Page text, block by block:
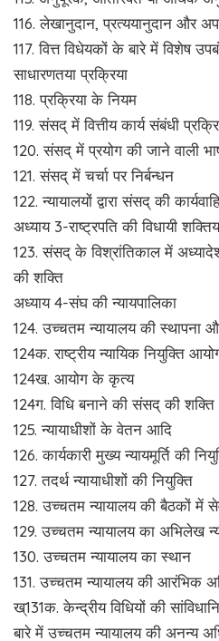
116. लेखानुदान, प्रत्ययानुदान और
117. वित्त विधेयकों के बारे में विशेष
साधारणतया प्रक्रिया
118. प्रक्रिया के नियम
119. संसद् में वित्तीय कार्य संबंधी
120. संसद् में प्रयोग की जाने वाली
121. संसद् में चर्चा पर निर्बन्धन
122. न्यायालयों द्वारा संसद् की
अध्याय 3-राष्ट्रपति की विधायी
123. संसद् के विश्रांतिकाल में
की शक्ति
अध्याय 4-संघ की न्यायपालिका
124. उच्चतम न्यायालय की स्थापना
124क. राष्ट्रीय न्यायिक नियुक्ति
124ख. आयोग के कृत्य
124ग. विधि बनाने की संसद् की शक्ति
125. न्यायाधीशों के वेतन आदि
126. कार्यकारी मुख्य न्यायमूर्ति की
127. तदर्थ न्यायाधीशों की नियुक्ति
128. उच्चतम न्यायालय की बैठकों में
129. उच्चतम न्यायालय का अभिलेख
130. उच्चतम न्यायालय का स्थान
131. उच्चतम न्यायालय की आरंभिक
ख्131क. केन्द्रीय विधियों की
बारे में उच्चतम न्यायालय की अनन्य